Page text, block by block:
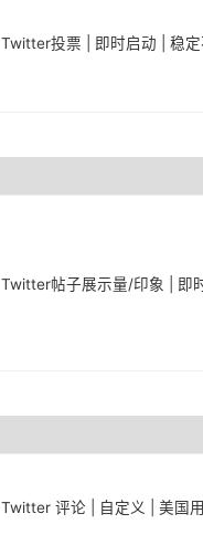
Twitter投票 | 即时启动 | 稳定
Twitter帖子展示量/印象 | 即
Twitter 评论 | 自定义 | 美国